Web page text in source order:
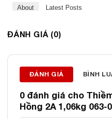
About Latest Posts
Thông
ĐÁ PHONG THỦY AN
ĐÁNH GIÁ (0)
ĐÁNH GIÁ BÌNH
0 đánh giá cho
Hồng 2A 1,06kg 063-